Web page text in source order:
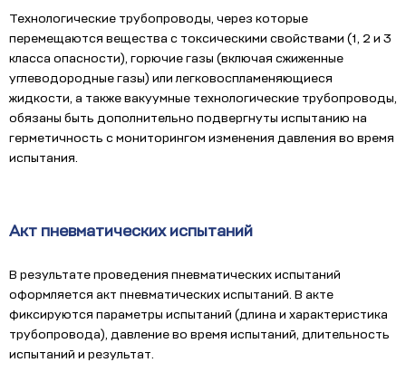
Технологические трубопроводы, через которые
перемещаются вещества с токсическими свойствами (1, 2 и 3
класса опасности), горючие газы (включая сжиженные
углеводородные газы) или легковоспламеняющиеся
жидкости, а также вакуумные технологические трубопроводы,
обязаны быть дополнительно подвергнуты испытанию на
герметичность с мониторингом изменения давления во время
испытания.
Акт пневматических испытаний
В результате проведения пневматических испытаний
оформляется акт пневматических испытаний. В акте
фиксируются параметры испытаний (длина и характеристика
трубопровода), давление во время испытаний, длительность
испытаний и результат.